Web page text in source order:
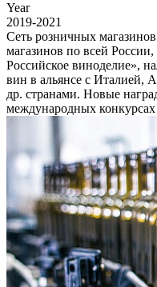
Year
2019-2021
Сеть розничных
магазинов по всей
Российское виноделие»,
вин в альянсе с Италией,
др. странами. Новые
международных конкурсах